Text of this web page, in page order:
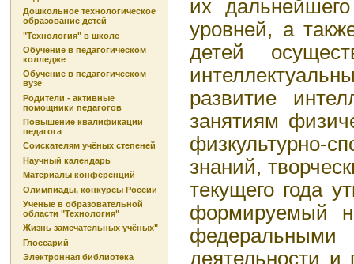
Дошкольное технологическое
образование детей
"Технология" в школе
Обучение в педагогическом
колледже
Обучение в педагогическом
вузе
Родители - активные
помощники педагогов
Повышение квалификации
педагога
Соискателям учёных степеней
Научный календарь
Материалы конференций
Олимпиады, конкурсы России
Ученые в образовательной
области "Технология"
Жизнь замечательных учёных"
Глоссарий
Электронная библиотека
их
уровней, а
детей
развитие
занятиям
физкультурно-
знаний,
текущего года
формируемый
деятельности и